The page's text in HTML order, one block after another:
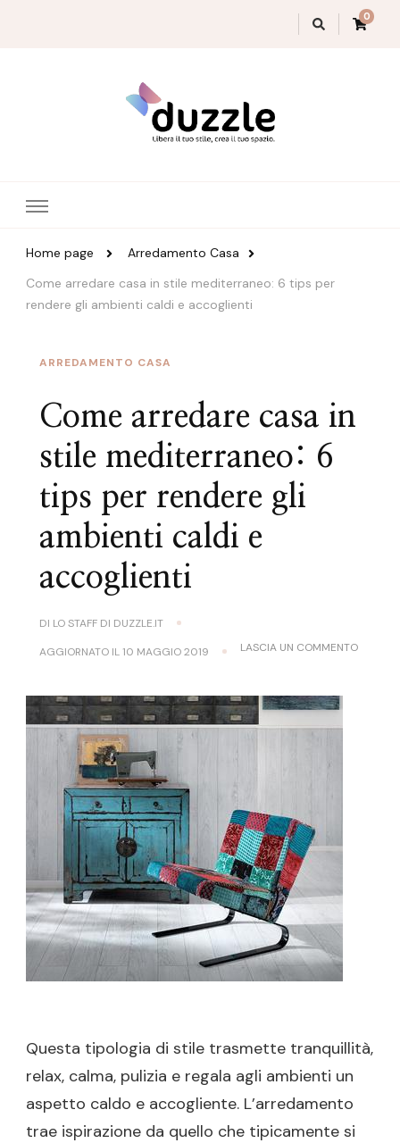
0
Home page
Arredamento Casa
Come arredare casa in stile mediterraneo: 6 tips per
rendere gli ambienti caldi e accoglienti
ARREDAMENTO CASA
Come arredare casa in
stile mediterraneo: 6
tips per rendere gli
ambienti caldi e
accoglienti
DI LO STAFF DI DUZZLE.IT
AGGIORNATO IL 10 MAGGIO 2019 LASCIA UN COMMENTOSU
Questa tipologia di stile trasmette tranquillità,
relax, calma, pulizia e regala agli ambienti un
aspetto caldo e accogliente. L’arredamento
trae ispirazione da quello che tipicamente si